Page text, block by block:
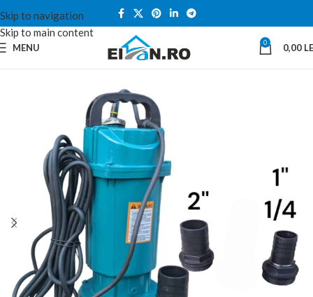
Skip to navigation
Skip to main content
MENU 0 0,00